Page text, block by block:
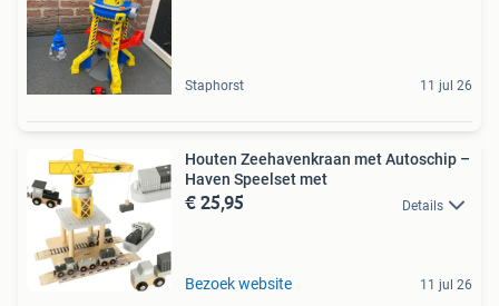
Staphorst 11 jul 26
Houten Zeehavenkraan met Autoschip –
Haven Speelset met
€ 25,95 Details
Bezoek website 11 jul 26